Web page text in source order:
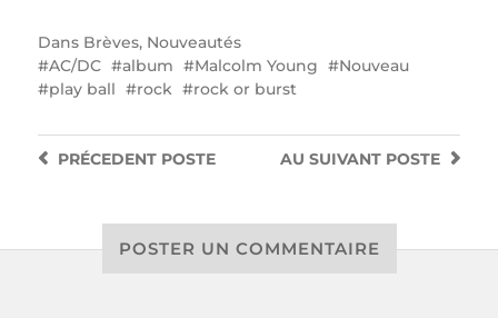
Dans Brèves, Nouveautés
AC/DC
album Malcolm Young
Nouveau
play ball
rock rock or burst
AU SUIVANT POSTE
PRÉCEDENTPOSTE
POSTER UN COMMENTAIRE